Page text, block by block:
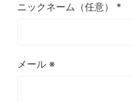
ニックネーム（任意） *
メール ※